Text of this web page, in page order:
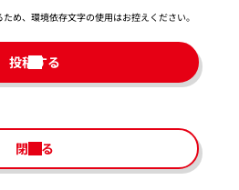
め、環境依存文字の使用はお控えください。​
投稿する
閉じる